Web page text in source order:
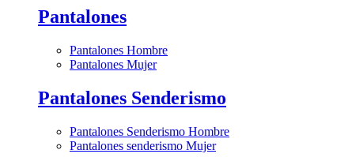
Pantalones
Pantalones Hombre
Pantalones Mujer
Pantalones Senderismo
Pantalones Senderismo Hombre
Pantalones senderismo Mujer